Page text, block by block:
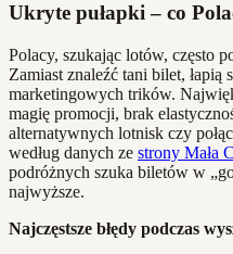
Ukryte pułapki – co
Polacy, szukając lotów, często
Zamiast znaleźć tani bilet, łapią
marketingowych trików.
magię promocji, brak
alternatywnych lotnisk czy
według danych ze strony Mała
podróżnych szuka biletów w
najwyższe.
Najczęstsze błędy podczas